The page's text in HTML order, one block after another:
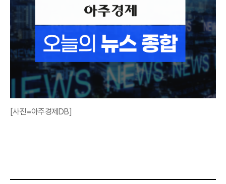
[사진=아주경제DB]